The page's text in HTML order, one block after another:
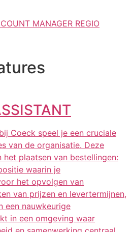
MANAGER REGIO
Coeck speel je een cruciale
van de organisatie. Deze
plaatsen van bestellingen:
waarin je
het opvolgen van
van prijzen en levertermijnen,
een nauwkeurige
in een omgeving waar